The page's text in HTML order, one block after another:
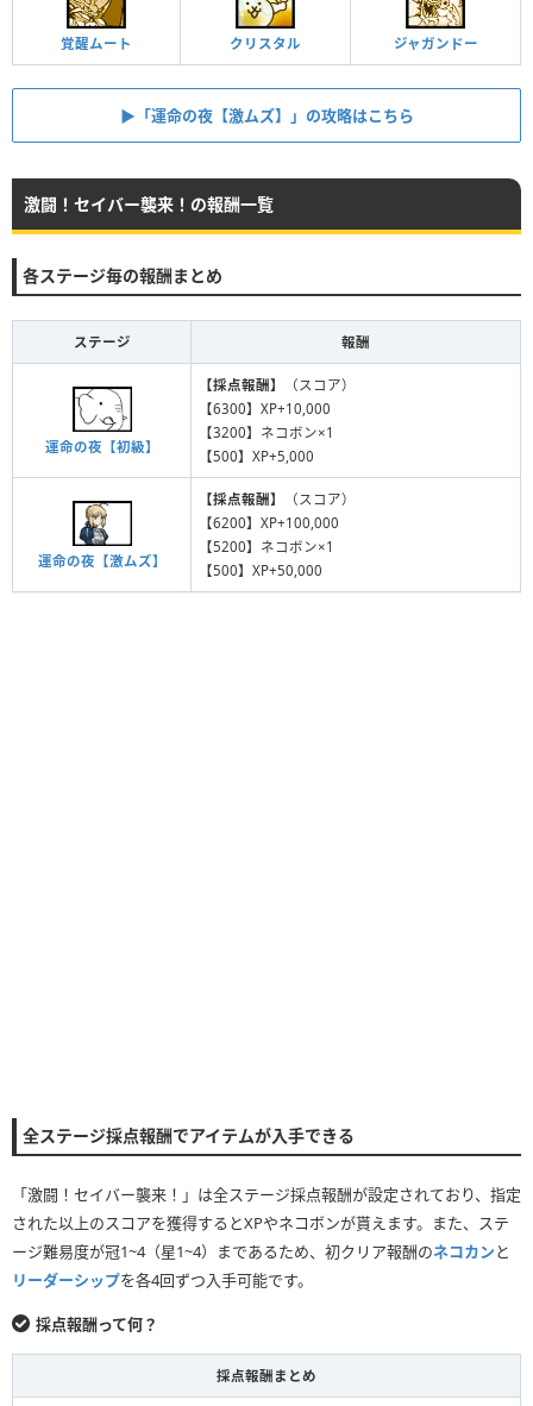
覚醒ムート クリスタル ジャガンドー
▶︎「運命の夜【激ムズ】」の攻略はこちら
激闘！セイバー襲来！の報酬一覧
各ステージ毎の報酬まとめ
ステージ 報酬
運命の夜【初級】
【採点報酬】
（スコア）
【6300】XP+10,000
【3200】ネコボン×1
【500】XP+5,000
運命の夜【激ムズ】
【採点報酬】
（スコア）
【6200】XP+100,000
【5200】ネコボン×1
【500】XP+50,000
全ステージ採点報酬でアイテムが入手できる
「激闘！セイバー襲来！」は全ステージ採点報酬が設定されており、指定
された以上のスコアを獲得するとXPやネコボンが貰えます。また、ステ
ージ難易度が冠1~4（星1~4）まであるため、初クリア報酬のネコカンと
リーダーシップを各4回ずつ入手可能です。
採点報酬って何？
採点報酬まとめ